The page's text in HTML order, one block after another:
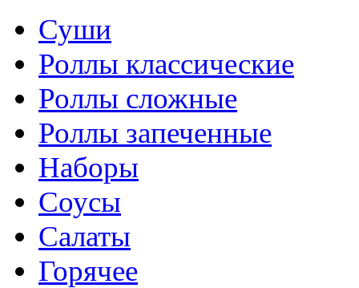
Суши
Роллы классические
Роллы сложные
Роллы запеченные
Наборы
Соусы
Салаты
Горячее